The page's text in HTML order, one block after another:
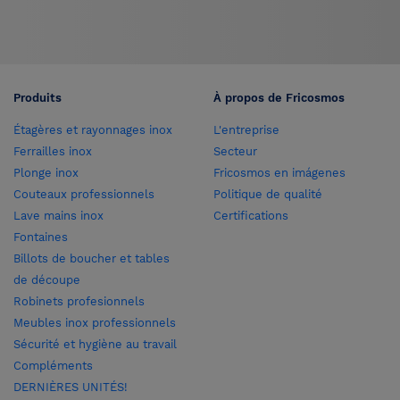
Produits
Étagères et rayonnages inox
Ferrailles inox
Plonge inox
Couteaux professionnels
Lave mains inox
Fontaines
Billots de boucher et tables
de découpe
Robinets profesionnels
Meubles inox professionnels
Sécurité et hygiène au travail
Compléments
DERNIÈRES UNITÉS!
À propos de Fricosmos
L'entreprise
Secteur
Fricosmos en imágenes
Politique de qualité
Certifications